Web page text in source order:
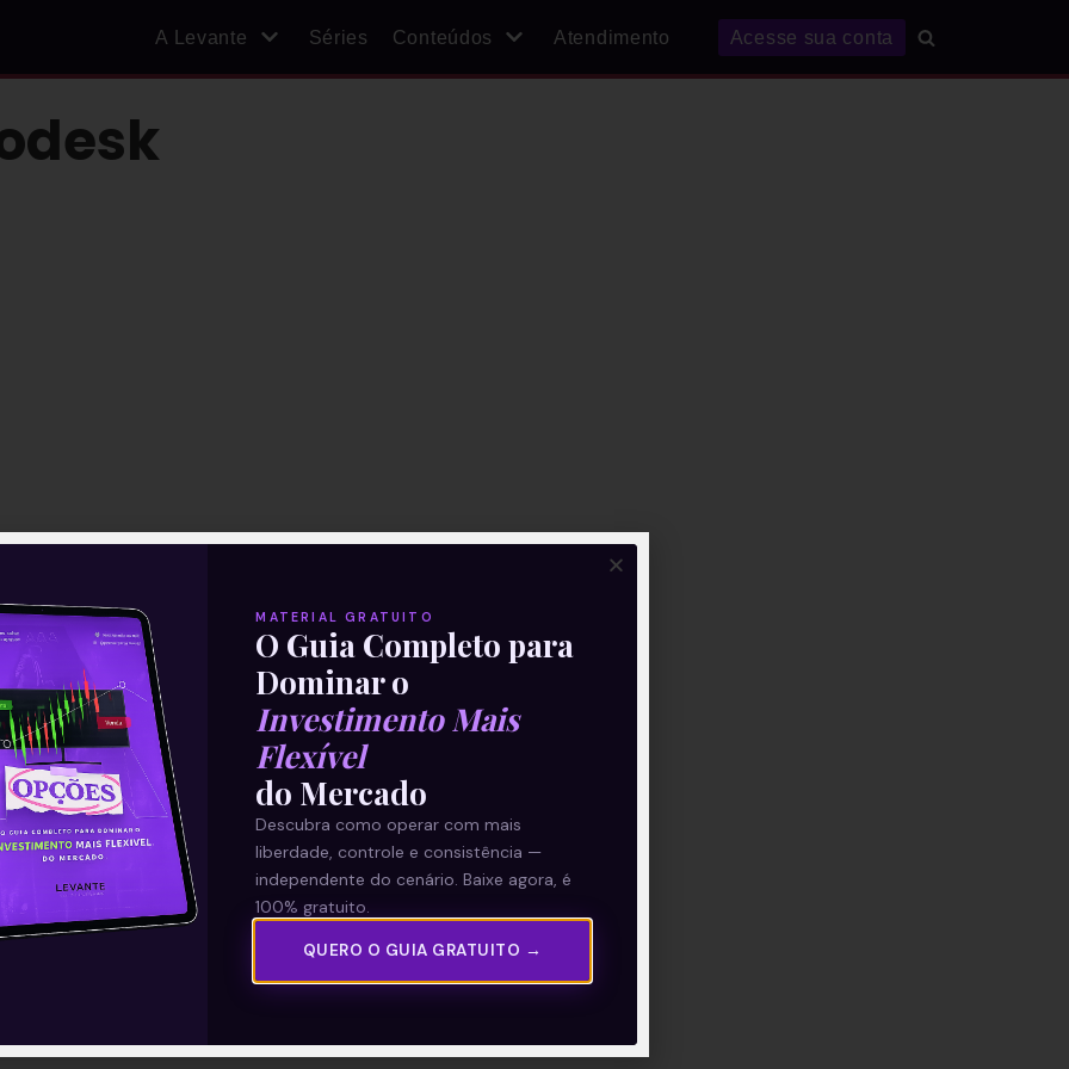
A Levante Séries Conteúdos Atendimento Acesse sua conta
MATERIAL GRATUITO
O Guia Completo para
Dominar o
Investimento Mais
Flexível
do Mercado
Descubra como operar com mais
liberdade, controle e consistência —
independente do cenário. Baixe agora, é
100% gratuito.
QUERO O GUIA GRATUITO →